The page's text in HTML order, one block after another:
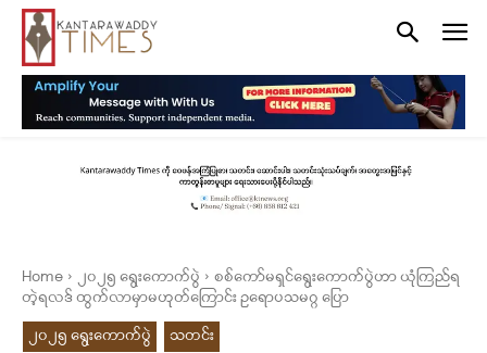
Home ၂၀၂၅ ရွေးကောက်ပွဲ
စစ်ကော်မရှင်ရွေးကောက်ပွဲဟာ ယုံကြည်ရ
တဲ့ရလဒ် ထွက်လာမှာမဟုတ်ကြောင်း ဥရောပသမဂ္ဂ ပြော
၂၀၂၅ ရွေးကောက်ပွဲ
သတင်း